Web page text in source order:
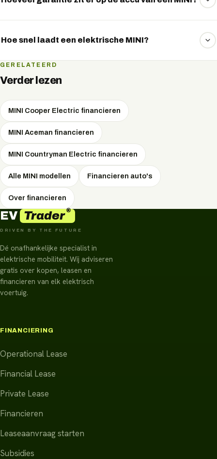
het accupakket, met behoud van minimaal 70% capaciteit.
Hoe snel laadt een elektrische MINI?
De snelste MINI-modellen laden aan een snellader met
pieken tot 130 kW DC, goed om onderweg in korte tijd
met wisselstroom.
GERELATEERD
Verder lezen
MINI Cooper Electric financieren
MINI Aceman financieren
MINI Countryman Electric financieren
Alle MINI modellen Financieren auto's
Over financieren
EV Trader®
DRIVEN BY THE FUTURE
Dé onafhankelijke specialist in
elektrische mobiliteit. Wij adviseren
gratis over kopen, leasen en
financieren van elk elektrisch
voertuig.
FINANCIERING
Operational Lease
Financial Lease
Private Lease
Financieren
Leaseaanvraag starten
Subsidies